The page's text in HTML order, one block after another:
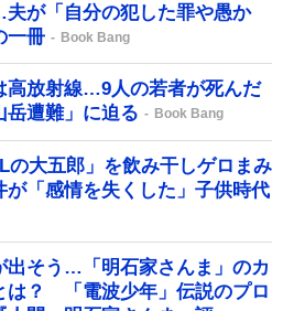
が「自分の犯した罪や愚か
一冊
Book Bang
高放射線…9人の若者が死んだ
岳遭難」に迫る
Book Bang
の大五郎」を飲み干しゲロまみ
「感情を失くした」子供時代
出そう…「明石家さんま」のカ
は？ 「電波少年」伝説のプロ